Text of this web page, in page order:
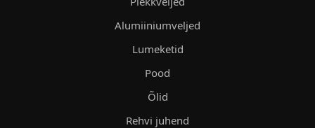
Alumiiniumveljed
Lumeketid
Pood
Õlid
Rehvi juhend